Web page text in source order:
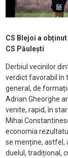
CS Blejoi a
CS Păulești
Derbiul vecinilor
verdict favorabil în
general, de
Adrian Gheorghe
venite, rapid, în
Mihai
economia
se menține, astfel,
duelul, tradițional,